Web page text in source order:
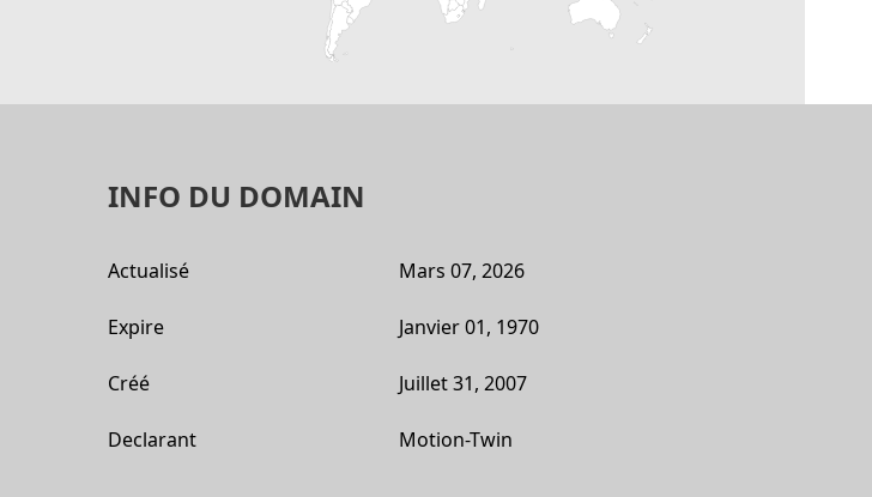
INFO DU DOMAIN
Actualisé Mars 07, 2026
Expire Janvier 01, 1970
Créé Juillet 31, 2007
Declarant Motion-Twin